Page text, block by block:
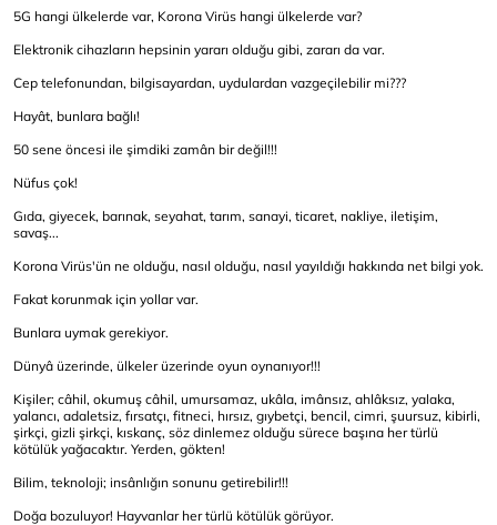
5G hangi ülkelerde var, Korona Virüs hangi ülkelerde var?
Elektronik cihazların hepsinin yararı olduğu gibi, zararı da var.
Cep telefonundan, bilgisayardan, uydulardan vazgeçilebilir mi???
Hayât, bunlara bağlı!
50 sene öncesi ile şimdiki zamân bir değil!!!
Nüfus çok!
Gıda, giyecek, barınak, seyahat, tarım, sanayi, ticaret, nakliye, iletişim,
savaş...
Korona Virüs'ün ne olduğu, nasıl olduğu, nasıl yayıldığı hakkında net bilgi yok.
Fakat korunmak için yollar var.
Bunlara uymak gerekiyor.
Dünyâ üzerinde, ülkeler üzerinde oyun oynanıyor!!!
Kişiler; câhil, okumuş câhil, umursamaz, ukâla, imânsız, ahlâksız, yalaka,
yalancı, adaletsiz, fırsatçı, fitneci, hırsız, gıybetçi, bencil, cimri, şuursuz, kibirli,
şirkçi, gizli şirkçi, kıskanç, söz dinlemez olduğu sürece başına her türlü
kötülük yağacaktır. Yerden, gökten!
Bilim, teknoloji; insânlığın sonunu getirebilir!!!
Doğa bozuluyor! Hayvanlar her türlü kötülük görüyor.